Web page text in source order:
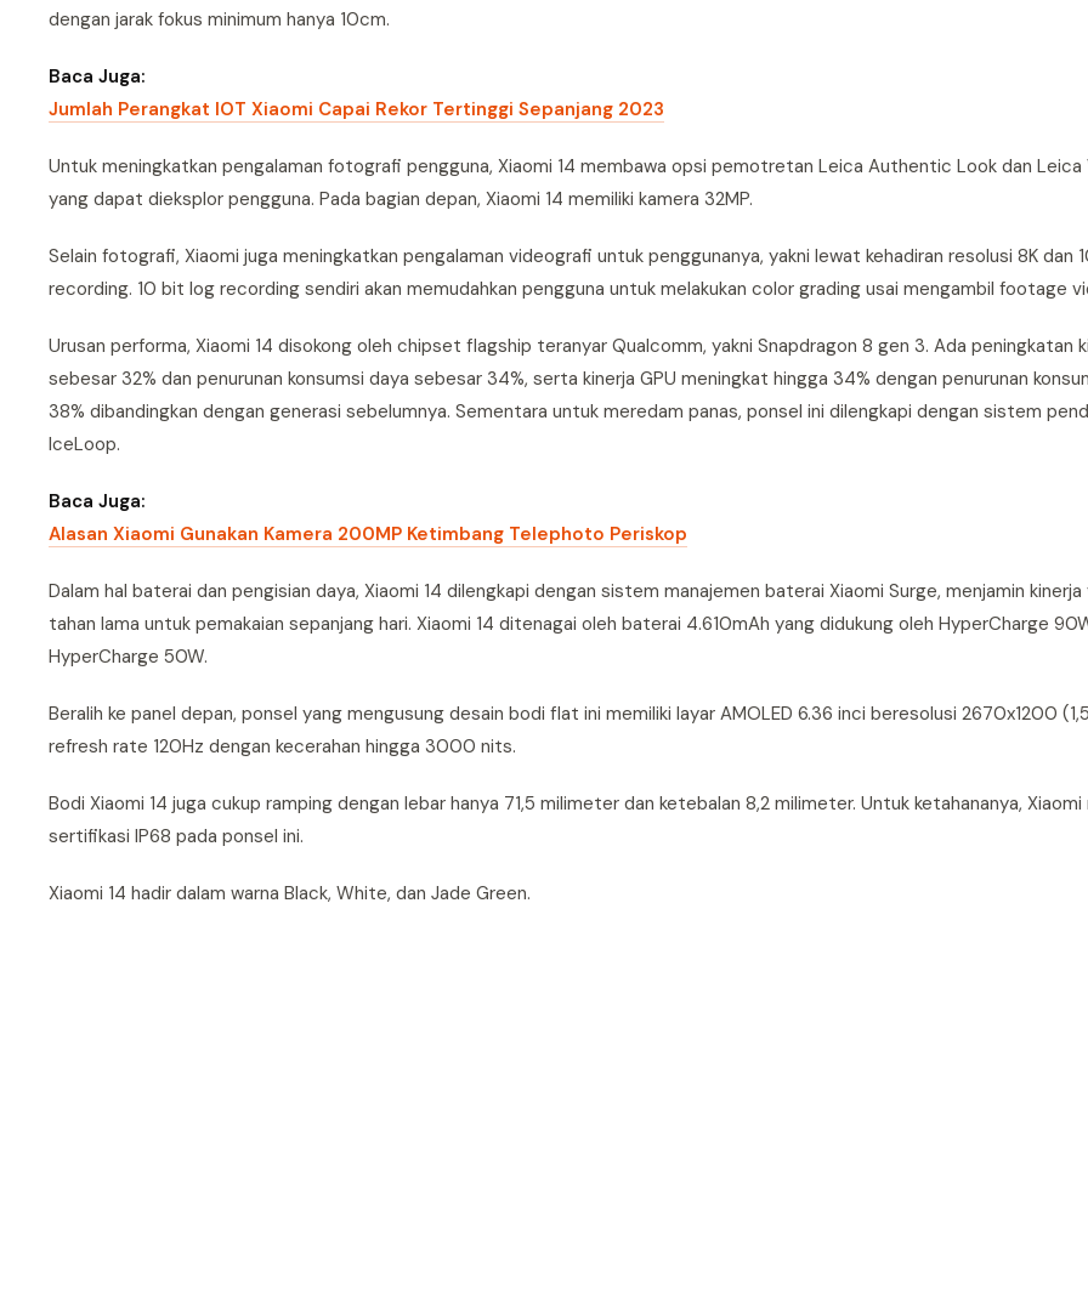
dengan jarak fokus minimum hanya 10cm.
Baca Juga:
Jumlah Perangkat IOT Xiaomi Capai Rekor Tertinggi Sepanjang 2023
Untuk meningkatkan pengalaman fotografi pengguna, Xiaomi 14 membawa opsi pemotretan Leica Authentic Look dan
yang dapat dieksplor pengguna. Pada bagian depan, Xiaomi 14 memiliki kamera 32MP.
Selain fotografi, Xiaomi juga meningkatkan pengalaman videografi untuk penggunanya, yakni lewat kehadiran resolusi 8K dan
recording. 10 bit log recording sendiri akan memudahkan pengguna untuk melakukan color grading usai mengambil footage
Urusan performa, Xiaomi 14 disokong oleh chipset flagship teranyar Qualcomm, yakni Snapdragon 8 gen 3. Ada peningkatan
sebesar 32% dan penurunan konsumsi daya sebesar 34%, serta kinerja GPU meningkat hingga 34% dengan penurunan
38% dibandingkan dengan generasi sebelumnya. Sementara untuk meredam panas, ponsel ini dilengkapi dengan sistem
IceLoop.
Baca Juga:
Alasan Xiaomi Gunakan Kamera 200MP Ketimbang Telephoto Periskop
Dalam hal baterai dan pengisian daya, Xiaomi 14 dilengkapi dengan sistem manajemen baterai Xiaomi Surge, menjamin kinerja
tahan lama untuk pemakaian sepanjang hari. Xiaomi 14 ditenagai oleh baterai 4.610mAh yang didukung oleh HyperCharge
HyperCharge 50W.
Beralih ke panel depan, ponsel yang mengusung desain bodi flat ini memiliki layar AMOLED 6.36 inci beresolusi 2670x1200
refresh rate 120Hz dengan kecerahan hingga 3000 nits.
Bodi Xiaomi 14 juga cukup ramping dengan lebar hanya 71,5 milimeter dan ketebalan 8,2 milimeter. Untuk ketahananya,
sertifikasi IP68 pada ponsel ini.
Xiaomi 14 hadir dalam warna Black, White, dan Jade Green.